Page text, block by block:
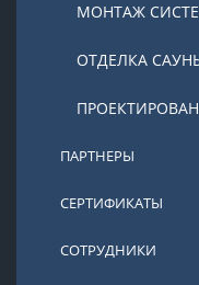
МОНТАЖ
ОТДЕЛКА
ПАРТНЕРЫ
СЕРТИФИКАТЫ
СОТРУДНИКИ